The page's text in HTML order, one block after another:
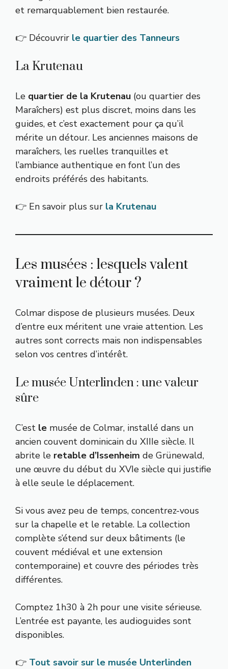
et remarquablement bien restaurée.
👉 Découvrir le quartier des Tanneurs
La Krutenau
Le quartier de la Krutenau (ou quartier des
Maraîchers) est plus discret, moins dans les
guides, et c’est exactement pour ça qu’il
mérite un détour. Les anciennes maisons de
maraîchers, les ruelles tranquilles et
l’ambiance authentique en font l’un des
endroits préférés des habitants.
👉 En savoir plus sur la Krutenau
Les musées : lesquels valent
vraiment le détour ?
Colmar dispose de plusieurs musées. Deux
d’entre eux méritent une vraie attention. Les
autres sont corrects mais non indispensables
selon vos centres d’intérêt.
Le musée Unterlinden : une valeur
sûre
C’est le musée de Colmar, installé dans un
ancien couvent dominicain du XIIIe siècle. Il
abrite le retable d’Issenheim de Grünewald,
une œuvre du début du XVIe siècle qui justifie
à elle seule le déplacement.
Si vous avez peu de temps, concentrez-vous
sur la chapelle et le retable. La collection
complète s’étend sur deux bâtiments (le
couvent médiéval et une extension
contemporaine) et couvre des périodes très
différentes.
Comptez 1h30 à 2h pour une visite sérieuse.
L’entrée est payante, les audioguides sont
disponibles.
👉 Tout savoir sur le musée Unterlinden